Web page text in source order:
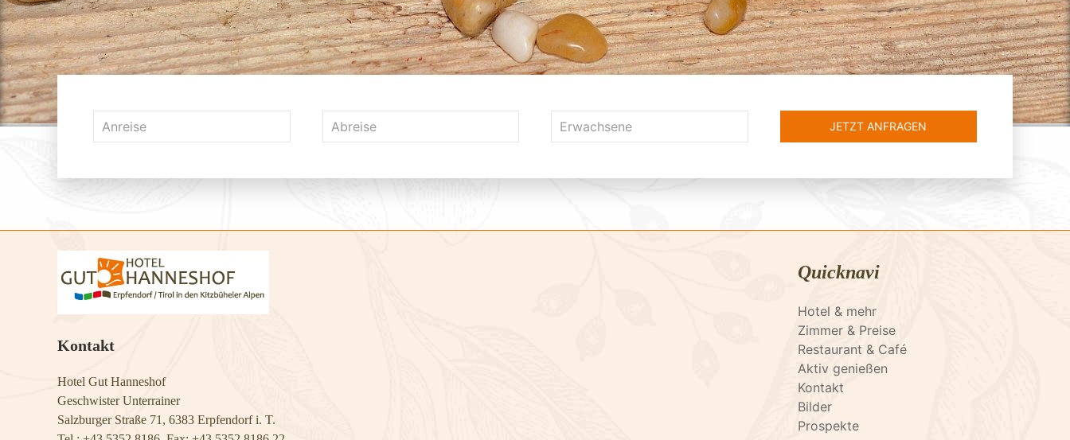
Kontakt
Hotel Gut Hanneshof
Geschwister Unterrainer
Salzburger Straße 71, 6383 Erpfendorf i. T.
Quicknavi
Hotel & mehr
Zimmer & Preise
Restaurant & Café
Aktiv genießen
Kontakt
Bilder
Prospekte